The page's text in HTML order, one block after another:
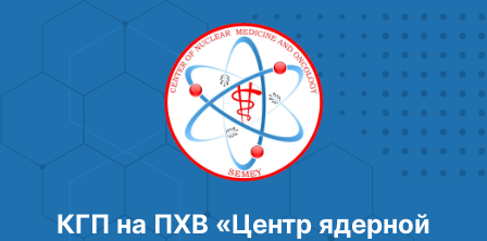
КГП на ПХВ «Центр ядерной